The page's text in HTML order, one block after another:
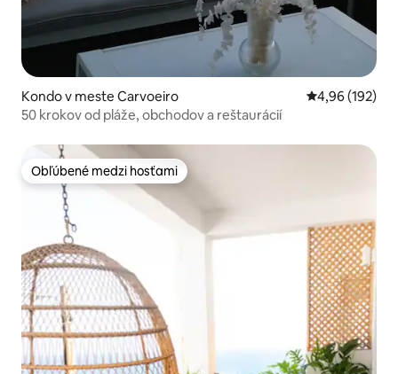
Kondo v meste Carvoeiro Priemerné
4,96 (192)
50 krokov od pláže, obchodov a reštaurácií
Obľúbené medzi hosťami
Obľúbené medzi hosťami